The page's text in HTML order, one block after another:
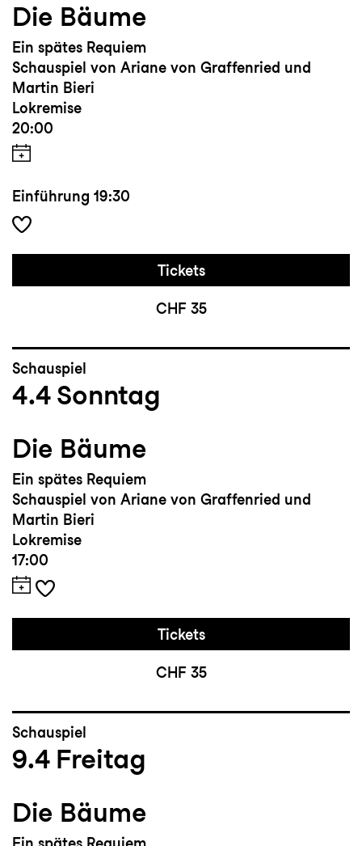
Die Bäume
Ein spätes Requiem
Schauspiel von Ariane von Graffenried und
Martin Bieri
Lokremise
20:00
Einführung 19:30
Tickets
CHF 35
Schauspiel
4.4 Sonntag
Die Bäume
Ein spätes Requiem
Schauspiel von Ariane von Graffenried und
Martin Bieri
Lokremise
17:00
Tickets
CHF 35
Schauspiel
9.4 Freitag
Die Bäume